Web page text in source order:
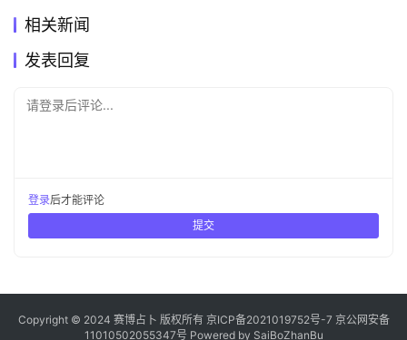
相关新闻
发表回复
请登录后评论...
登录后才能评论
提交
Copyright © 2024 赛博占卜 版权所有 京ICP备2021019752号-7 京公网安备
11010502055347号 Powered by SaiBoZhanBu